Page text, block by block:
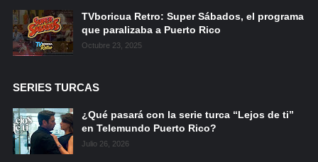
TVboricua Retro: Super Sábados, el programa
que paralizaba a Puerto Rico
Octubre 23, 2025
SERIES TURCAS
¿Qué pasará con la serie turca “Lejos de ti”
en Telemundo Puerto Rico?
Julio 26, 2026